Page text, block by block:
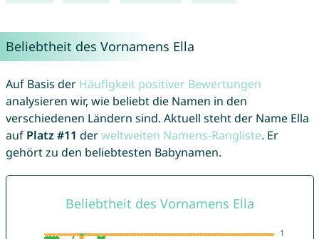
Beliebtheit des Vornamens Ella
Auf Basis der Häufigkeit positiver Bewertungen
analysieren wir, wie beliebt die Namen in den
verschiedenen Ländern sind. Aktuell steht der Name Ella
auf Platz #11 derweltweiten Namens-Rangliste. Er
gehört zu den beliebtesten Babynamen.